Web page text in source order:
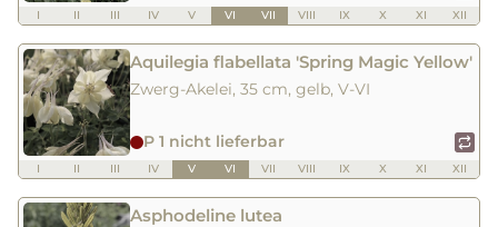
I II III IV V VI VII VIII IX X XI XII
Aquilegia flabellata 'Spring Magic Yellow'
Zwerg-Akelei, 35 cm, gelb, V-VI
P 1 nicht lieferbar
I II III IV V VI VII VIII IX X XI XII
Asphodeline lutea